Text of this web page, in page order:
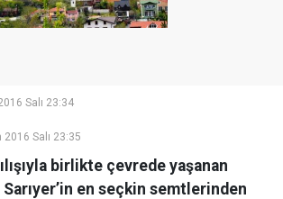
Salı 23:34
2016 Salı 23:35
birlikte çevrede yaşanan
en seçkin semtlerinden